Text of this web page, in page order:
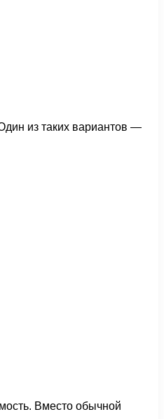
из таких вариантов —
Вместо обычной